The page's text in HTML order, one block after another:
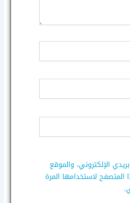
الإلكتروني، والموقع
لاستخدامها المرة